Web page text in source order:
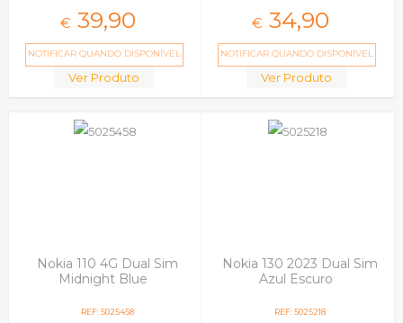
€ 39,90
NOTIFICAR QUANDO DISPONÍVEL
Ver Produto
€ 34,90
NOTIFICAR QUANDO DISPONÍVEL
Ver Produto
Nokia 110 4G Dual Sim
Midnight Blue
REF: 5025458
Nokia 130 2023 Dual Sim
Azul Escuro
REF: 5025218